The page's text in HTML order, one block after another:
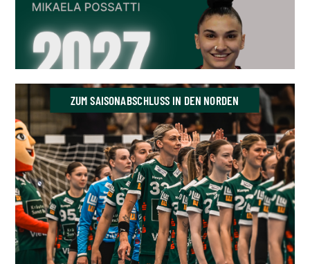
ZUM SAISONABSCHLUSS IN DEN NORDEN